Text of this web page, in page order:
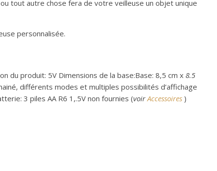
tout autre chose fera de votre veilleuse un objet unique
personnalisée.
du produit: 5V Dimensions de la base:Base: 8,5 cm x 8.5
différents modes et multiples possibilités d’affichage
3 piles AA R6 1,.5V non fournies (voirAccessoires )